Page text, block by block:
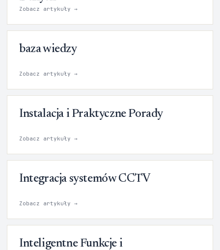
Zobacz artykuły →
baza wiedzy
Zobacz artykuły →
Instalacja i Praktyczne Porady
Zobacz artykuły →
Integracja systemów CCTV
Zobacz artykuły →
Inteligentne Funkcje i